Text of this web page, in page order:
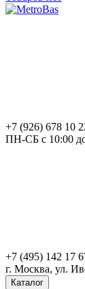
+7 (926) 678 10
ПН-СБ с 10:00
+7 (495) 142 17
г. Москва, ул.
Каталог